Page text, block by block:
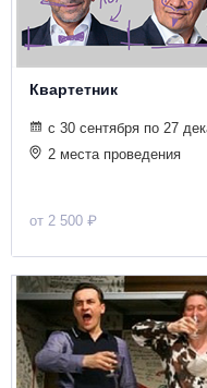
Квартетник
с 30 сентября по 27
2 места проведения
от 2 500 ₽